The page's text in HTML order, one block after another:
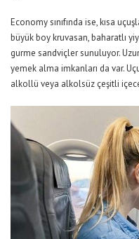
Economy sınıfında ise, kısa
büyük boy kruvasan, baharatlı
gurme sandviçler sunuluyor.
yemek alma imkanları da var.
alkollü veya alkolsüz çeşitli